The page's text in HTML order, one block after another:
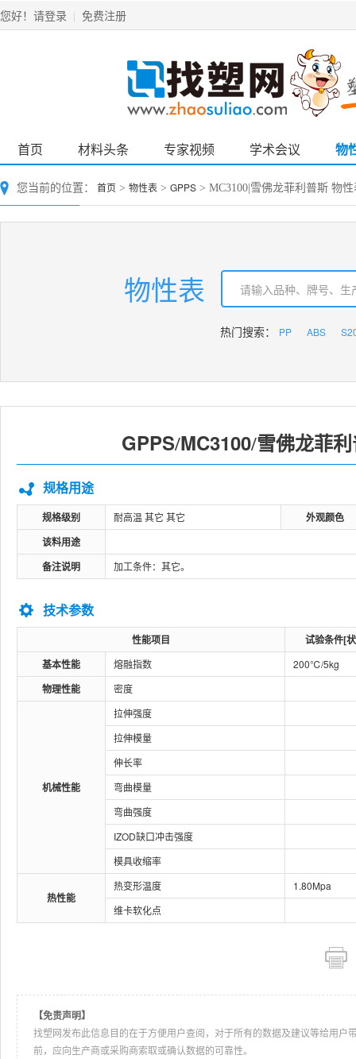
您好！ 请登录 免费注册
首页 材料头条 专家视频 学术会议 物
您当前的位置： 首页 > 物性表 > GPPS > MC3100|雪佛龙菲利普斯 物性
物性表
热门搜索： PP ABS
GPPS/MC3100/雪佛龙菲
规格用途
规格级别 耐高温 其它 其它
外观颜色
该料用途
备注说明
加工条件：其它。
技术参数
性能项目
试验条件[
基本性能
熔融指数 200℃/5kg
物理性能 密度
机械性能
拉伸强度
拉伸模量
伸长率
弯曲模量
弯曲强度
IZOD缺口冲击强度
模具收缩率
热性能
热变形温度
1.80Mpa
维卡软化点
【免责声明】
找塑网发布此信息目的在于方便用户查阅，对于所有的数据及建议等给用
前，应向生产商或采购商索取或确认数据的可靠性。